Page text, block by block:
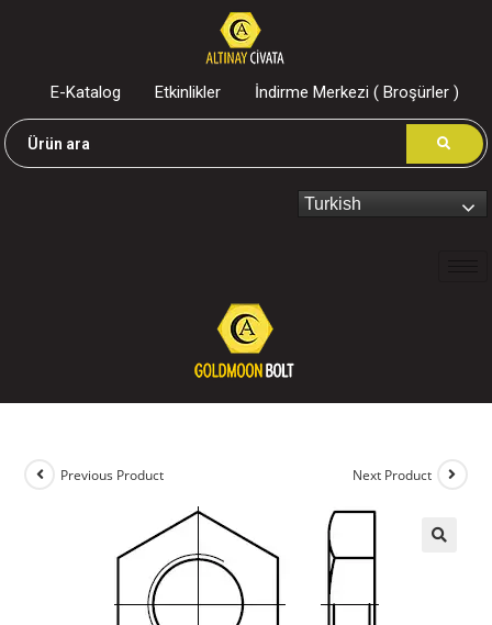
E-Katalog Etkinlikler İndirme Merkezi ( Broşürler )
Turkish
Previous Product Next Product